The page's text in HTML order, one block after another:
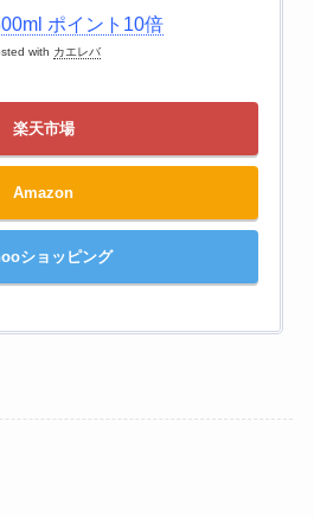
ポイント10倍
with カエレバ
楽天市場
Amazon
ショッピング